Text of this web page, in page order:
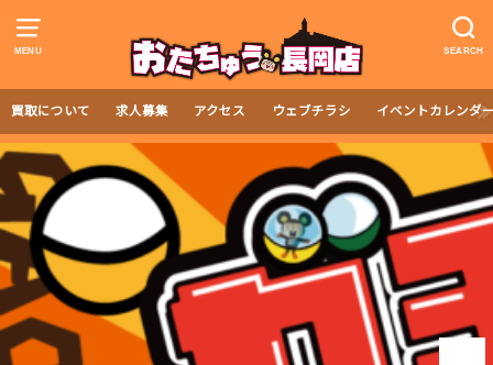
MENU SEARCH
買取について 求人募集 アクセス ウェブチラシ イベントカレンダ